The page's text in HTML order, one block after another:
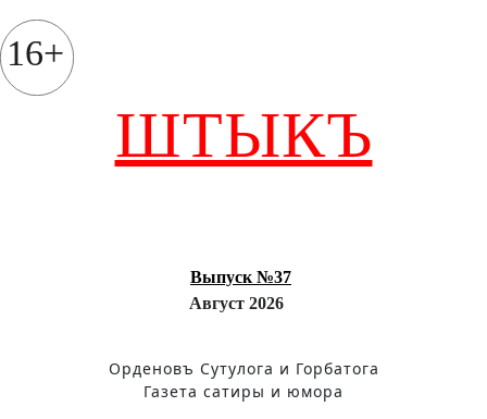
к
содержимому
16+
ШТЫКЪ
Выпуск №37
Август 2026
Орденовъ Сутулога и Горбатога
Газета сатиры и юмора